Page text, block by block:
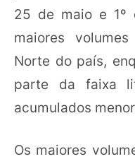
25 de maio e 1º
maiores
Norte do país,
parte da faixa
acumulados
Os maiores